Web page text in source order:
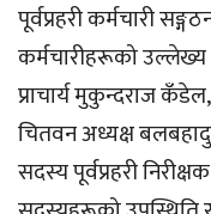
पूर्वप्रहरी कर्मचारी
कर्मचारीहरूको उल्लेख्य
प्राचार्य मुकुन्दराज
चितवन अध्यक्ष
सदस्य पूर्वप्रहरी